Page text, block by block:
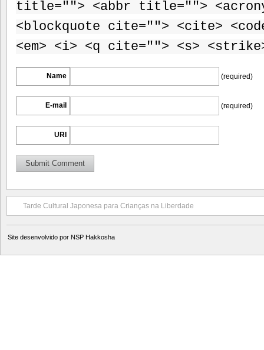
title=""> <abbr title="">
<blockquote cite=""> <cite>
<em> <i> <q cite=""> <s>
Name (required)
E-mail (required)
URI
Tarde Cultural Japonesa para Crianças na Liberdade
Site desenvolvido por NSP Hakkosha